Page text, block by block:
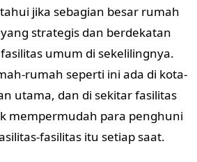
jika sebagian besar rumah
strategis dan berdekatan
umum di sekelilingnya.
rumah seperti ini ada di kota-
utama, dan di sekitar fasilitas
mempermudah para penghuni
fasilitas itu setiap saat.